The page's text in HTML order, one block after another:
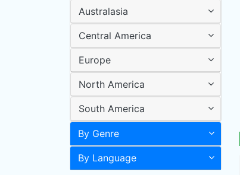
Australasia
Central America
Europe
North America
South America
By Genre
By Language